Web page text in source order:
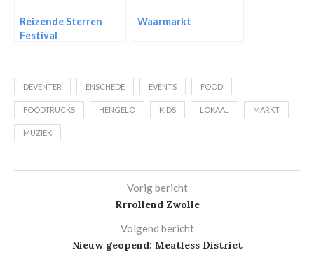
Reizende Sterren
Festival
Waarmarkt
DEVENTER ENSCHEDE EVENTS FOOD
FOODTRUCKS HENGELO KIDS LOKAAL MARKT
MUZIEK
Vorig bericht
Rrrollend Zwolle
Volgend bericht
Nieuw geopend: Meatless District